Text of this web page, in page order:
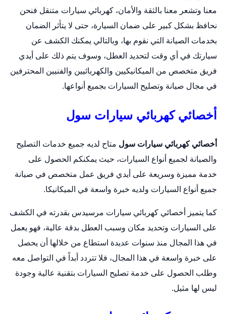
معنا وتشعر معنا بالثقة والأمان، كهربائي سيارات متنقل فنحن
نحافظ بشكل كبير على ضمان السيارة، حتى لا يتأثر الضمان
بخدمات الصيانة التي نقوم بها، وبالتالي يمكنك الكشف عن
سيارتك في أي وقت لتحديد العطل، وسوف يتم ذلك على أيدي
فريق متخصص من الميكانيكيين والكهربائيين والفنيين المحترفين
في مجال صيانة وتصليح السيارات بجميع أنواعها.
أخصائي كهربائي سيارات سول
أخصائي كهربائي سيارات سول متاح لديه جميع خدمات التصليح
والصيانة لجميع أنواع السيارات، حيث يمكنكم الحصول على
خدمة مميزة وسريعة على أيدي فريق عمل متخصص في صيانة
جميع أنواع السيارات ولديه خبرة واسعة في الميكانيكا.
كما يتميز أخصائي كهربائي سيارات مرسيدس بقدرته في الكشف
على السيارات وتحديد مكان وسبب العطل بدقة عالية، فهو يعمل
في هذا المجال منذ سنوات عديدة استطاع من خلالها أن يحصل
على خبرة واسعة في هذا المجال، فلا تتردد أبداً في التواصل معه
وطلب الحصول على خدمة تصليح السيارات بتقنية عالية وجودة
ليس لها مثيل.